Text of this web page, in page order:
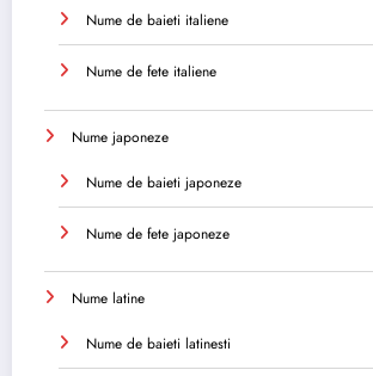
Nume de baieti italiene
Nume de fete italiene
Nume japoneze
Nume de baieti japoneze
Nume de fete japoneze
Nume latine
Nume de baieti latinesti